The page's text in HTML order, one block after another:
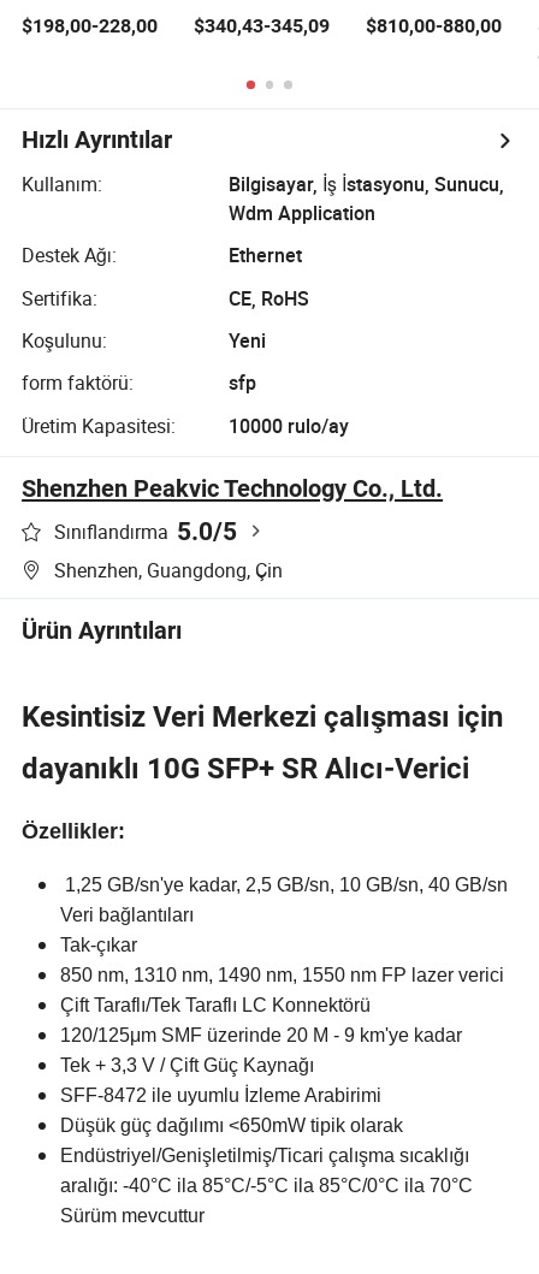
Güç
Modülü
$198,00-228,00
Optik Modül
$340,43-345,09
Optik Alıcı Verici
2xmpo12 APC
$810,00-880,00
Hızlı Ayrıntılar
Kullanım:
Bilgisayar, İş İstasyonu, Sunucu,
Wdm Application
Destek Ağı:
Ethernet
Sertifika:
CE, RoHS
Koşulunu:
Yeni
form faktörü:
sfp
Üretim Kapasitesi:
10000 rulo/ay
Shenzhen Peakvic Technology Co., Ltd.
Sınıflandırma 5.0/5
Shenzhen, Guangdong, Çin
Ürün Ayrıntıları
Kesintisiz Veri Merkezi çalışması için
dayanıklı 10G SFP+ SR Alıcı-Verici
Özellikler:
1,25 GB/sn'ye kadar, 2,5 GB/sn, 10 GB/sn, 40 GB/sn
Veri bağlantıları
Tak-çıkar
850 nm, 1310 nm, 1490 nm, 1550 nm FP lazer verici
Çift Taraflı/Tek Taraflı LC Konnektörü
120/125μm SMF üzerinde 20 M - 9 km'ye kadar
Tek + 3,3 V / Çift Güç Kaynağı
SFF-8472 ile uyumlu İzleme Arabirimi
Düşük güç dağılımı <650mW tipik olarak
Endüstriyel/Genişletilmiş/Ticari çalışma sıcaklığı
aralığı: -40°C ila 85°C/-5°C ila 85°C/0°C ila 70°C
Sürüm mevcuttur